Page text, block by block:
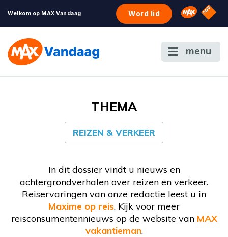
Welkom op MAX Vandaag Word lid Omroep
NPO
menu
THEMA
REIZEN & VERKEER
In dit dossier vindt u nieuws en
achtergrondverhalen over reizen en verkeer.
Reiservaringen van onze redactie leest u in
Maxime op reis. Kijk voor meer
reisconsumentennieuws op de website van MAX
vakantieman.